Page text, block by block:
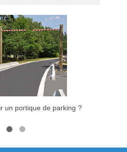
un portique de parking ?